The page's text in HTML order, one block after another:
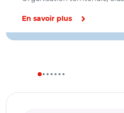
En savoir plus